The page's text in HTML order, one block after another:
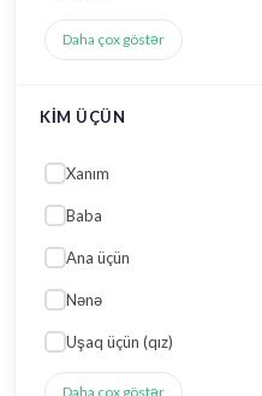
Daha çox göstər
KIM ÜÇÜN
Xanım
Baba
Ana üçün
Nənə
Uşaq üçün (qız)
Daha çox göstər